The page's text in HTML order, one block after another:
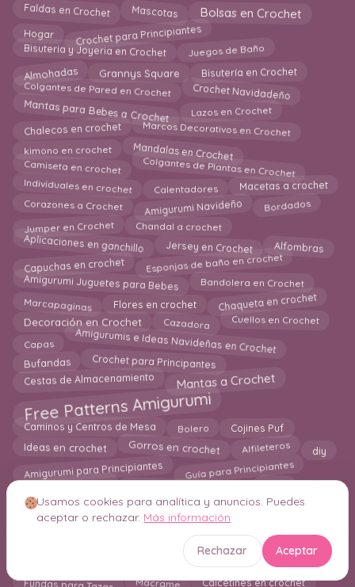
Faldas en Crochet Mascotas Bolsas en Crochet
Hogar Crochet para Principiantes
Bisuteria y Joyeria en Crochet Juegos de Baño
Almohadas Grannys Square Bisutería en Crochet
Colgantes de Pared en Crochet Crochet Navidadeño
Mantas para Bebes a Crochet Lazos en Crochet
Chalecos en crochet Marcos Decorativos en Crochet
kimono en crochet Mandalas en Crochet
Camiseta en crochet Colgantes de Plantas en Crochet
Individuales en crochet Calentadores Macetas a crochet
Corazones a Crochet Amigurumi Navideño Bordados
Jumper en Crochet Chandal a crochet
Aplicaciones en ganchillo Jersey en Crochet Alfombras
Capuchas en crochet Esponjas de baño en crochet
Amigurumi Juguetes para Bebes Bandolera en Crochet
Marcapaginas Flores en crochet Chaqueta en crochet
Decoración en Crochet Cazadora Cuellos en Crochet
Capas Amigurumis e Ideas Navideñas en Crochet
Bufandas Crochet para Principantes
Cestas de Almacenamiento Mantas a Crochet
Free Patterns Amigurumi
Caminos y Centros de Mesa Bolero Cojines Puf
Ideas en crochet Gorros en crochet Alfileteros diy
Amigurumi para Principiantes Guía para Principiantes
Los Mejores 25 Patrones
Diademas Amigurumi Patrones PDF Guantes
Chal en Crochet Mascarillas Bermudas en crochet
Boinas a Crochet holiday
Estuches en Crochet Bikinis
Usamos cookies para analítica y anuncios. Puedes
aceptar o rechazar. Más información
Rechazar Aceptar